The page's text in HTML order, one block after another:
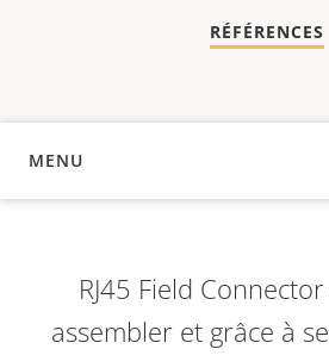
RÉFÉRENCES
MENU
APERÇU
RJ45 Field
assembler et grâce à